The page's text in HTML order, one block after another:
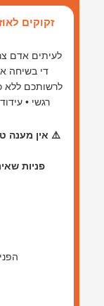
זקוקים
לעיתים אדם
די בשיחה
לרשותכם ללא
רגשי •
⚠️ אין מענה
פניות